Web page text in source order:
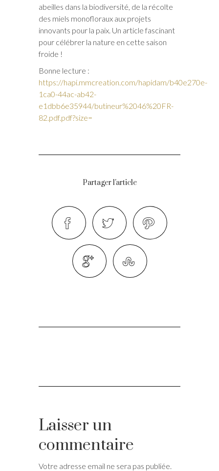
abeilles dans la biodiversité, de la récolte
des miels monofloraux aux projets
innovants pour la paix. Un article fascinant
pour célébrer la nature en cette saison
froide !
Bonne lecture :
https://hapi.mmcreation.com/hapidam/b40e270e-
1ca0-44ac-ab42-
e1dbb6e35944/butineur%2046%20FR-
82.pdf.pdf?size=
Partager l'article
Laisser un
commentaire
Votre adresse email ne sera pas publiée.